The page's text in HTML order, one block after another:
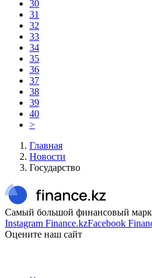
30
31
32
33
34
35
36
37
38
39
40
>
Главная
Новости
Государство
Самый большой финансовый
Instagram Finance.kzFacebook
Оцените наш сайт